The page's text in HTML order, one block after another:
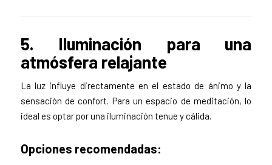
5. Iluminación para una
atmósfera relajante
La luz influye directamente en el estado de ánimo y la
sensación de confort. Para un espacio de meditación, lo
ideal es optar por una iluminación tenue y cálida.
Opciones recomendadas: